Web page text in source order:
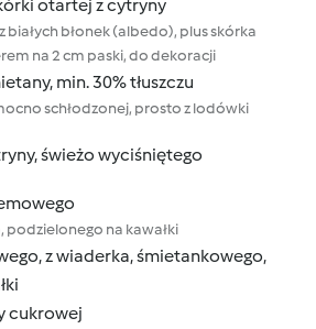
otartej z cytryny
białych błonek (albedo), plus skórka
na 2 cm paski, do dekoracji
min. 30% tłuszczu
schłodzonej, prosto z lodówki
świeżo wyciśniętego
na kawałki
z wiaderka, śmietankowego,
cukrowej